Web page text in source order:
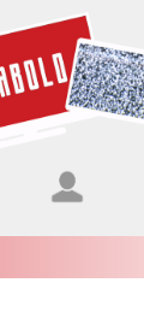
Forside
Blogs